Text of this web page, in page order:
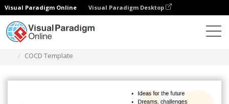
Visual Paradigm Online Visual Paradigm Desktop
COCD Template